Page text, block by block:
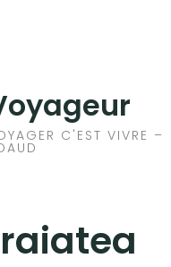
C'EST VIVRE –
raiatea